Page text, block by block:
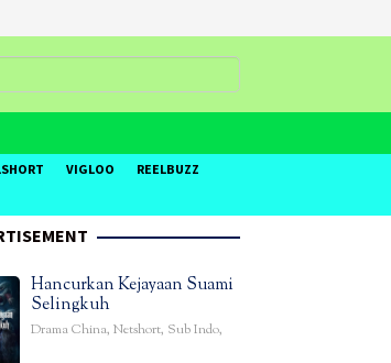
VIGLOO
REELBUZZ
Hancurkan Kejayaan Suami
Selingkuh
Drama China, Netshort, Sub Indo,